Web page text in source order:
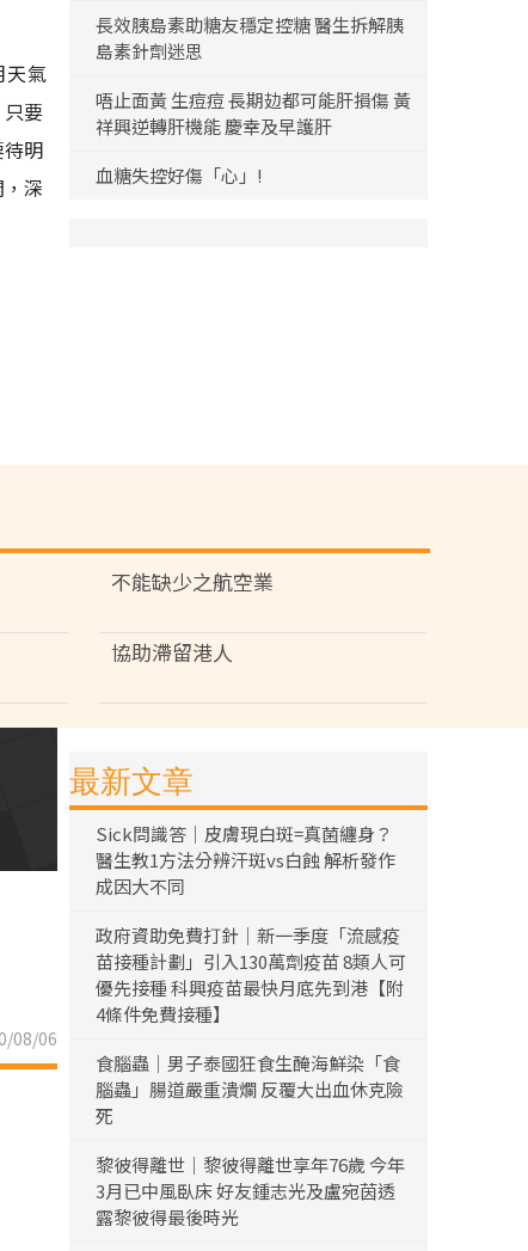
天氣
要
明
深
長效胰島素助糖友穩定控糖 醫生拆解胰
島素針劑迷思
唔止面黃 生痘痘 長期攰都可能肝損傷 黃
祥興逆轉肝機能 慶幸及早護肝
血糖失控好傷「心」!
不能缺少之航空業
協助滯留港人
08/06
最新文章
Sick問識答｜皮膚現白斑=真菌纏身？
醫生教1方法分辨汗斑vs白蝕 解析發作
成因大不同
政府資助免費打針｜新一季度「流感疫
苗接種計劃」引入130萬劑疫苗 8類人可
優先接種 科興疫苗最快月底先到港【附
4條件免費接種】
食腦蟲｜男子泰國狂食生醃海鮮染「食
腦蟲」腸道嚴重潰爛 反覆大出血休克險
死
黎彼得離世｜黎彼得離世享年76歲 今年
3月已中風臥床 好友鍾志光及盧宛茵透
露黎彼得最後時光